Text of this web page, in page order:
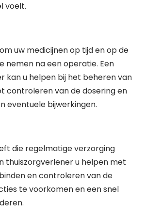
voelt.
uw medicijnen op tijd en op de
nemen na een operatie. Een
kan u helpen bij het beheren van
controleren van de dosering en
eventuele bijwerkingen.
die regelmatige verzorging
thuiszorgverlener u helpen met
en controleren van de
te voorkomen en een snel